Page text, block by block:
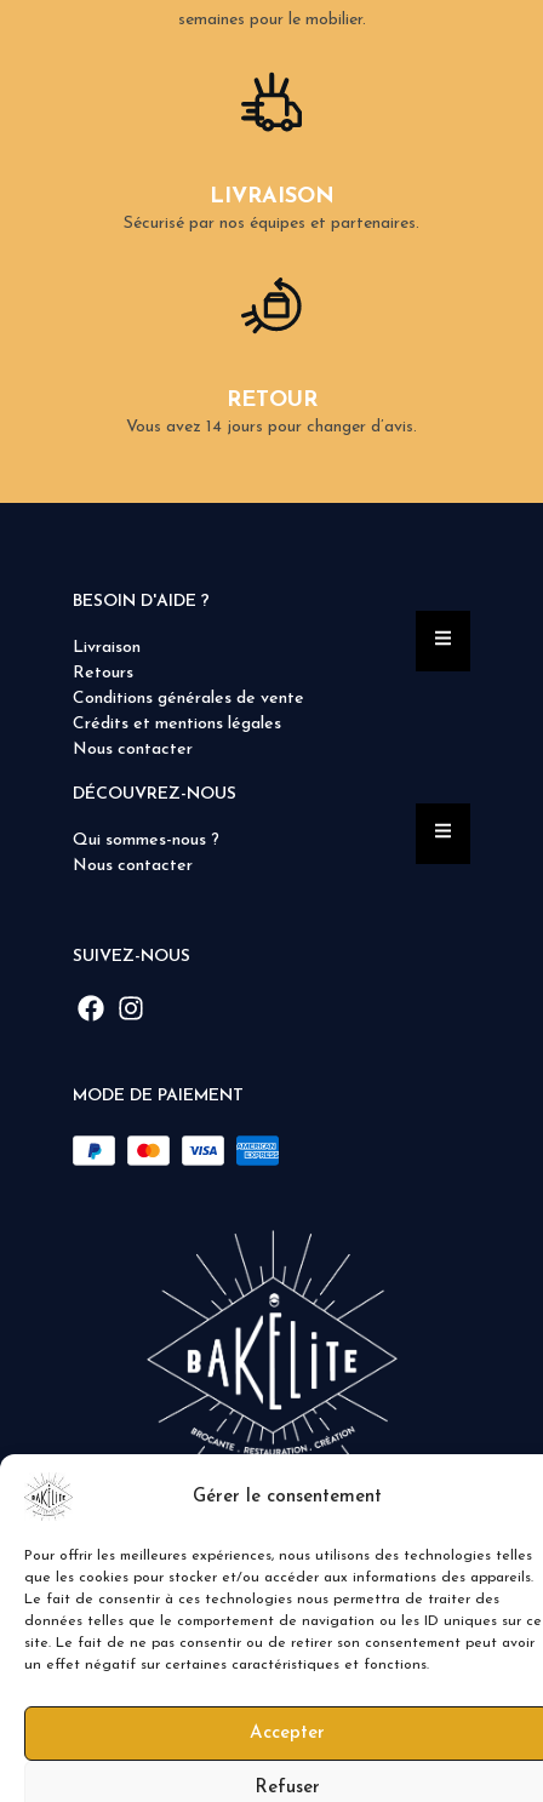
Gérer le consentement
Pour offrir les meilleures expériences, nous utilisons des technologies telles
que les cookies pour stocker et/ou accéder aux informations des appareils.
Le fait de consentir à ces technologies nous permettra de traiter des
données telles que le comportement de navigation ou les ID uniques sur ce
site. Le fait de ne pas consentir ou de retirer son consentement peut avoir
un effet négatif sur certaines caractéristiques et fonctions.
Accepter
Refuser
semaines pour le mobilier.
LIVRAISON
Sécurisé par nos équipes et partenaires.
RETOUR
Vous avez 14 jours pour changer d’avis.
BESOIN D'AIDE ?
Livraison
Retours
Conditions générales de vente
Crédits et mentions légales
Nous contacter
DÉCOUVREZ-NOUS
Qui sommes-nous ?
Nous contacter
SUIVEZ-NOUS
MODE DE PAIEMENT